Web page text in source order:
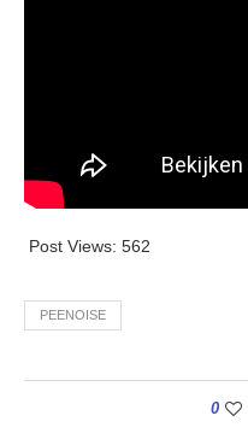
Post Views: 562
PEENOISE
0